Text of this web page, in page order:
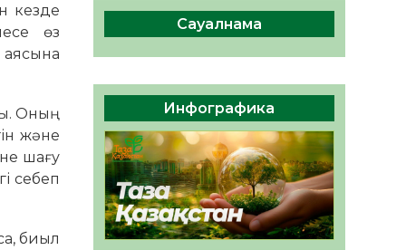
кезде
өз
аясына
Оның
және
шағу
себеп
биыл
беруге дайын
ӘРБІР ДАУЫС – ҚОҒАМ
ДАМУЫНА ҚОСЫЛҒАН
ҮЛЕС
05.08.2026
38 0
Сауалнама
Инфографика